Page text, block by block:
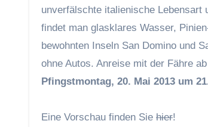
unverfälschte italienische Lebensart
findet man glasklares Wasser,
bewohnten Inseln San Domino und
ohne Autos. Anreise mit der Fähre
Pfingstmontag, 20. Mai 2013 um
Eine Vorschau finden Sie hier!